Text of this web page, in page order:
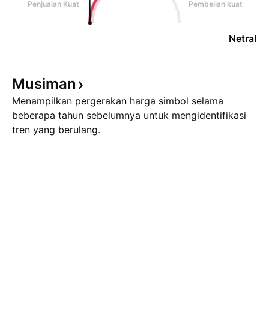
Penjualan Kuat Pembelian kuat
Netral
Musiman
Menampilkan pergerakan harga simbol selama
beberapa tahun sebelumnya untuk mengidentifikasi
tren yang berulang.